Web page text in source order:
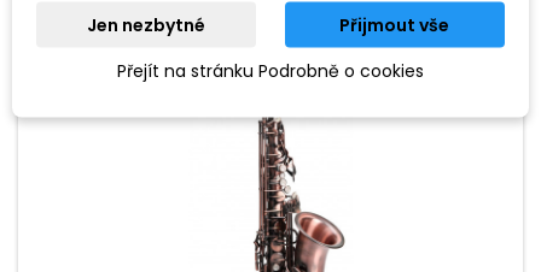
Jen nezbytné
Přijmout vše
Přejít na stránku Podrobně o cookies